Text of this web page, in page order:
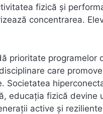
fizică și
concentrarea.
prioritate programelor
care
Societatea
educația fizică
active și